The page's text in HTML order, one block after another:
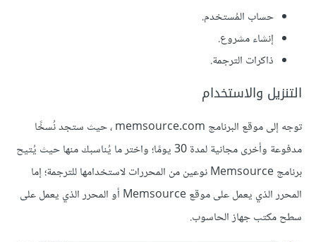
حساب المُستخدم.
إنشاء مشروع.
ذاكرات الترجمة.
التنزيل والاستخدام
توجه إلى موقع البرنامج memsource.com ، حيث ستجد نُسخًا
مدفوعة وأخرى مجانية لمدة 30 يومًا؛ واختر ما يُناسبك منها حيث يُتيح
برنامج Memsource نوعين من المحررات لاستخدامها للترجمة؛ إما
المحرر الذي يعمل على موقع Memsource أو المحرر الذي يعمل على
سطح مكتب جهاز الحاسوب.